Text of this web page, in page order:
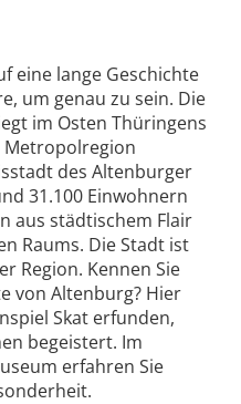
eine lange Geschichte
um genau zu sein. Die
im Osten Thüringens
Metropolregion
des Altenburger
31.100 Einwohnern
aus städtischem Flair
Raums. Die Stadt ist
Region. Kennen Sie
von Altenburg? Hier
Skat erfunden,
begeistert. Im
erfahren Sie